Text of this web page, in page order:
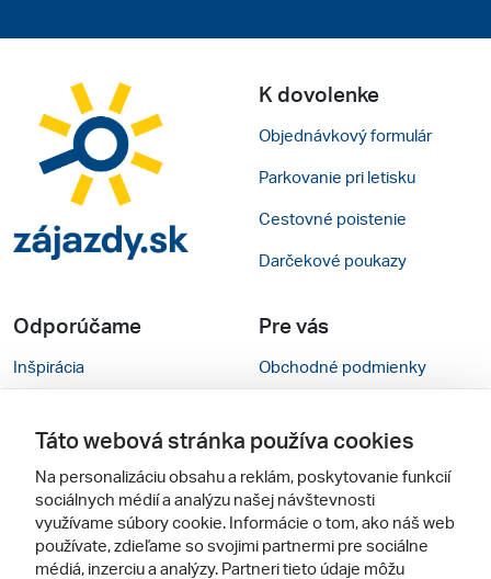
K dovolenke
Objednávkový formulár
Parkovanie pri letisku
Cestovné poistenie
Darčekové poukazy
Odporúčame
Inšpirácia
Cestovné kancelárie
Zájezdy.cz
Pre vás
Obchodné podmienky
Nastavenie cookies
Mobilná verzia webu
Sledujte nás
Táto webová stránka používa cookies
Na personalizáciu obsahu a reklám, poskytovanie funkcií
sociálnych médií a analýzu našej návštevnosti
využívame súbory cookie. Informácie o tom, ako náš web
používate, zdieľame so svojimi partnermi pre sociálne
médiá, inzerciu a analýzy. Partneri tieto údaje môžu